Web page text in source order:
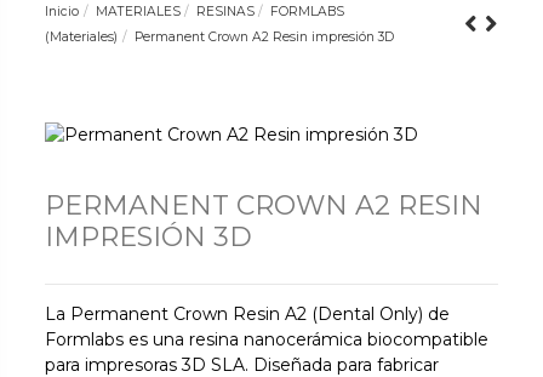
Inicio MATERIALES RESINAS
FORMLABS
(Materiales)
Permanent Crown A2 Resin impresión 3D
PERMANENT CROWN A2 RESIN
IMPRESIÓN 3D
La Permanent Crown Resin A2 (Dental Only) de
Formlabs es una resina nanocerámica biocompatible
para impresoras 3D SLA. Diseñada para fabricar